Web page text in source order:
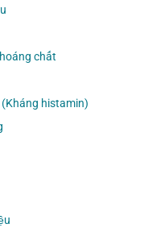
chất
histamin)